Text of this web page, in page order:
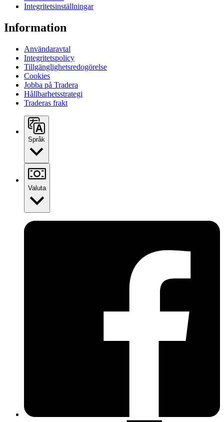
Integritetsinställningar
Information
Användaravtal
Integritetspolicy
Tillgänglighetsredogörelse
Cookies
Jobba på Tradera
Hållbarhetsstrategi
Traderas frakt
Språk
Valuta